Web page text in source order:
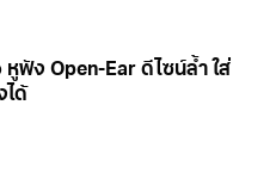
หูฟัง Open-Ear ดีไซน์ล้ำ ใส่
ได้